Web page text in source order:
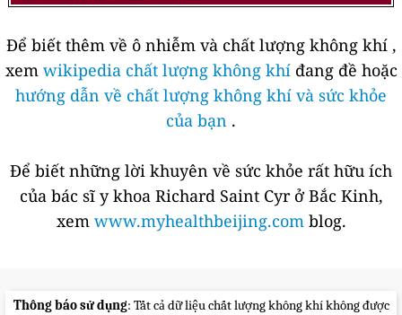
Để biết thêm về ô nhiễm và chất lượng không khí ,
xem wikipedia chất lượng không khíđang đề hoặc
hướng dẫn về chất lượng không khí và sức khỏe
của bạn .
Để biết những lời khuyên về sức khỏe rất hữu ích
của bác sĩ y khoa Richard Saint Cyr ở Bắc Kinh,
xem www.myhealthbeijing.com blog.
Thông báo sử dụng: Tất cả dữ liệu chất lượng không khí không được